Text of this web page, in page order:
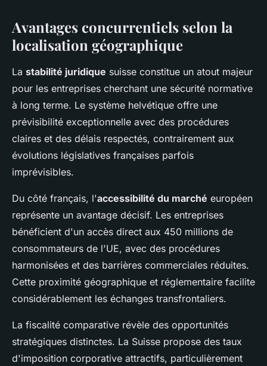
Avantages concurrentiels selon la
localisation géographique
La stabilité juridique suisse constitue un atout majeur
pour les entreprises cherchant une sécurité normative
à long terme. Le système helvétique offre une
prévisibilité exceptionnelle avec des procédures
claires et des délais respectés, contrairement aux
évolutions législatives françaises parfois
imprévisibles.
Du côté français, l'accessibilité du marché européen
représente un avantage décisif. Les entreprises
bénéficient d'un accès direct aux 450 millions de
consommateurs de l'UE, avec des procédures
harmonisées et des barrières commerciales réduites.
Cette proximité géographique et réglementaire facilite
considérablement les échanges transfrontaliers.
La fiscalité comparative révèle des opportunités
stratégiques distinctes. La Suisse propose des taux
d'imposition corporative attractifs, particulièrement